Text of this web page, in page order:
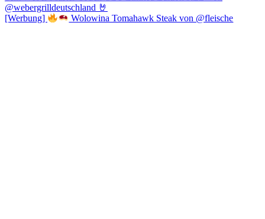
[Werbung] Wolowina Tomahawk Steak von @fleische